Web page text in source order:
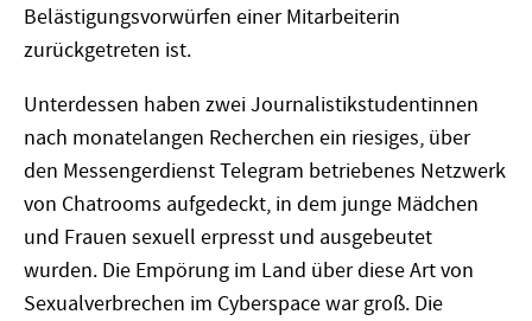
Belästigungsvorwürfen einer Mitarbeiterin
zurückgetreten ist.
Unterdessen haben zwei Journalistikstudentinnen
nach monatelangen Recherchen ein riesiges, über
den Messengerdienst Telegram betriebenes Netzwerk
von Chatrooms aufgedeckt, in dem junge Mädchen
und Frauen sexuell erpresst und ausgebeutet
wurden. Die Empörung im Land über diese Art von
Sexualverbrechen im Cyberspace war groß. Die